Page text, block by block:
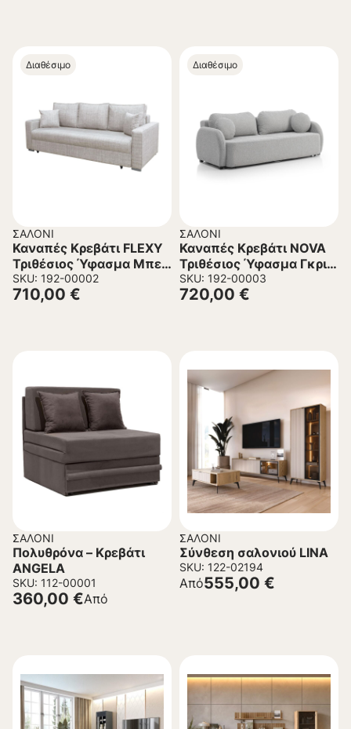
Διαθέσιμο
ΣΑΛΌΝΙ
Καναπές Κρεβάτι FLEXY
Τριθέσιος Ύφασμα Μπεζ
233x103x91 εκ.
SKU: 192-00002
710,00 €
Διαθέσιμο
ΣΑΛΌΝΙ
Καναπές Κρεβάτι NOVA
Τριθέσιος Ύφασμα Γκρι
226x103x90 εκ.
SKU: 192-00003
720,00 €
ΣΑΛΌΝΙ
Πολυθρόνα – Κρεβάτι
ANGELA
SKU: 112-00001
Από
360,00 €
ΣΑΛΌΝΙ
Σύνθεση σαλονιού LINA
SKU: 122-02194
555,00 €
Από